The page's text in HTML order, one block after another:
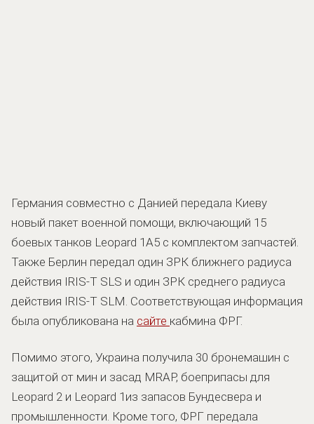
Германия совместно с Данией передала Киеву
новый пакет военной помощи, включающий 15
боевых танков Leopard 1A5 с комплектом запчастей.
Также Берлин передал один ЗРК ближнего радиуса
действия IRIS-T SLS и один ЗРК среднего радиуса
действия IRIS-T SLM. Соответствующая информация
была опубликована на сайте кабмина ФРГ.
Помимо этого, Украина получила 30 бронемашин с
защитой от мин и засад MRAP, боеприпасы для
Leopard 2 и Leopard 1из запасов Бундесвера и
промышленности. Кроме того, ФРГ передала